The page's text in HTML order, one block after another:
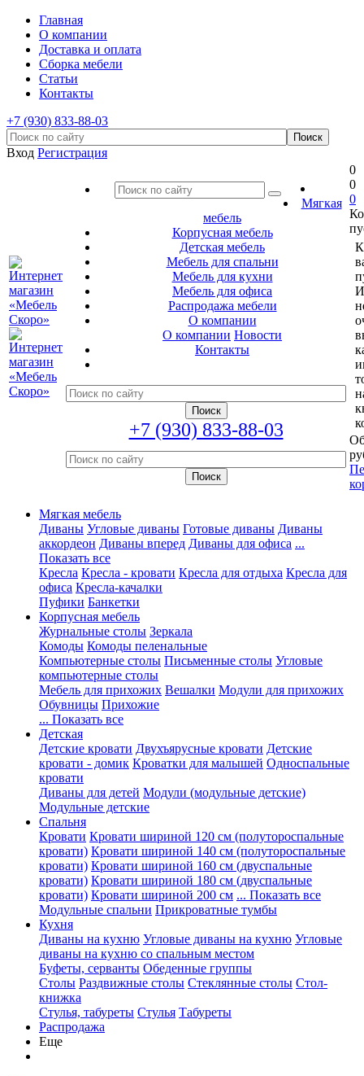
Главная
О компании
Доставка и оплата
Сборка мебели
Статьи
Контакты
+7 (930) 833-88-03
Вход Регистрация
Мягкая
мебель
Корпусная мебель
Детская мебель
Мебель для спальни
Мебель для кухни
Мебель для офиса
Распродажа мебели
О компании
О компании Новости
Контакты
+7 (930) 833-88-03
0
0
0
Мягкая мебель
Диваны Угловые диваны Готовые диваны Диваны
аккордеон Диваны вперед Диваны для офиса ...
Показать все
Кресла Кресла - кровати Кресла для отдыха Кресла для
офиса Кресла-качалки
Пуфики Банкетки
Корпусная мебель
Журнальные столы Зеркала
Комоды Комоды пеленальные
Компьютерные столы Письменные столы Угловые
компьютерные столы
Мебель для прихожих Вешалки Модули для прихожих
Обувницы Прихожие
... Показать все
Детская
Детские кровати Двухъярусные кровати Детские
кровати - домик Кроватки для малышей Односпальные
кровати
Диваны для детей Модули (модульные детские)
Модульные детские
Спальня
Кровати Кровати шириной 120 см (полутороспальные
кровати) Кровати шириной 140 см (полутороспальные
кровати) Кровати шириной 160 см (двуспальные
кровати) Кровати шириной 180 см (двуспальные
кровати) Кровати шириной 200 см ... Показать все
Модульные спальни Прикроватные тумбы
Кухня
Диваны на кухню Угловые диваны на кухню Угловые
диваны на кухню со спальным местом
Буфеты, серванты Обеденные группы
Столы Раздвижные столы Стеклянные столы Стол-
книжка
Стулья, табуреты Стулья Табуреты
Распродажа
Еще